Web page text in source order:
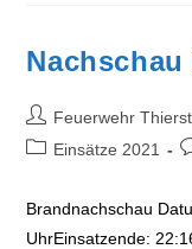
Nachschau
Beitrags-
Autor:
Feuerwehr
Beitrags-
Einsätze 2021
Brandnachschau
UhrEinsatzende: